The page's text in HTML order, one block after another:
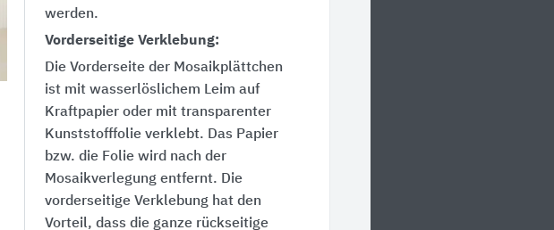
werden.
Vorderseitige Verklebung:
Die Vorderseite der Mosaikplättchen
ist mit wasserlöslichem Leim auf
Kraftpapier oder mit transparenter
Kunststofffolie verklebt. Das Papier
bzw. die Folie wird nach der
Mosaikverlegung entfernt. Die
vorderseitige Verklebung hat den
Vorteil, dass die ganze rückseitige